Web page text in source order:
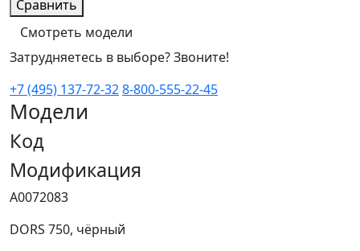
Сравнить
Смотреть модели
Затрудняетесь в выборе? Звоните!
+7 (495) 137-72-328-800-555-22-45
Модели
Код
Модификация
А0072083
DORS 750, чёрный